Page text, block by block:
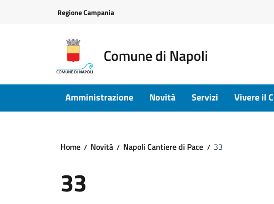
Regione Campania
Comune di Napoli
Amministrazione Novità Servizi Vivere il
Home Novità Napoli Cantiere di Pace 33
33